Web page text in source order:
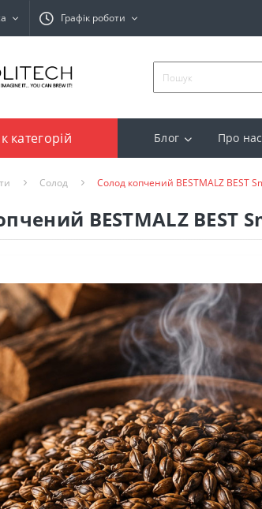
Графік роботи
категорій Блог Про нас
Солод Солод копчений BESTMALZ BEST
BESTMALZ BEST